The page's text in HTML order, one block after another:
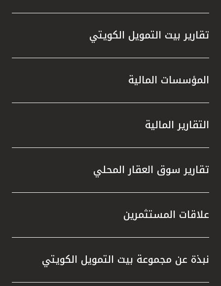
تقارير بيت التمويل الكويتي
المؤسسات المالية
التقارير المالية
تقارير سوق العقار المحلي
علاقات المستثمرين
نبذة عن مجموعة بيت التمويل الكويتي